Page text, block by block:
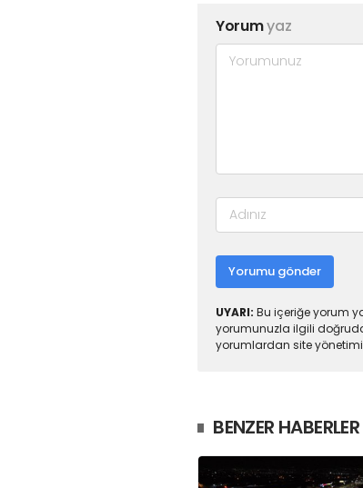
Yorumyaz
Yorumu gönder
UYARI: Bu içeriğe yorum
yorumunuzla ilgili
yorumlardan site
BENZER HABERLER